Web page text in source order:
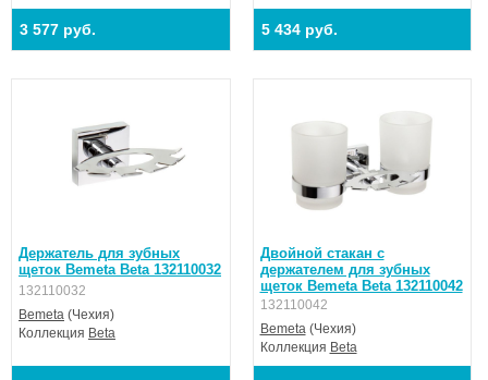
3 577 руб. 5 434 руб.
Держатель для зубных
щеток Bemeta Beta 132110032
132110032
Bemeta (Чехия)
Коллекция Beta
Двойной стакан с
держателем для зубных
щеток Bemeta Beta 132110042
132110042
Bemeta(Чехия)
Коллекция Beta